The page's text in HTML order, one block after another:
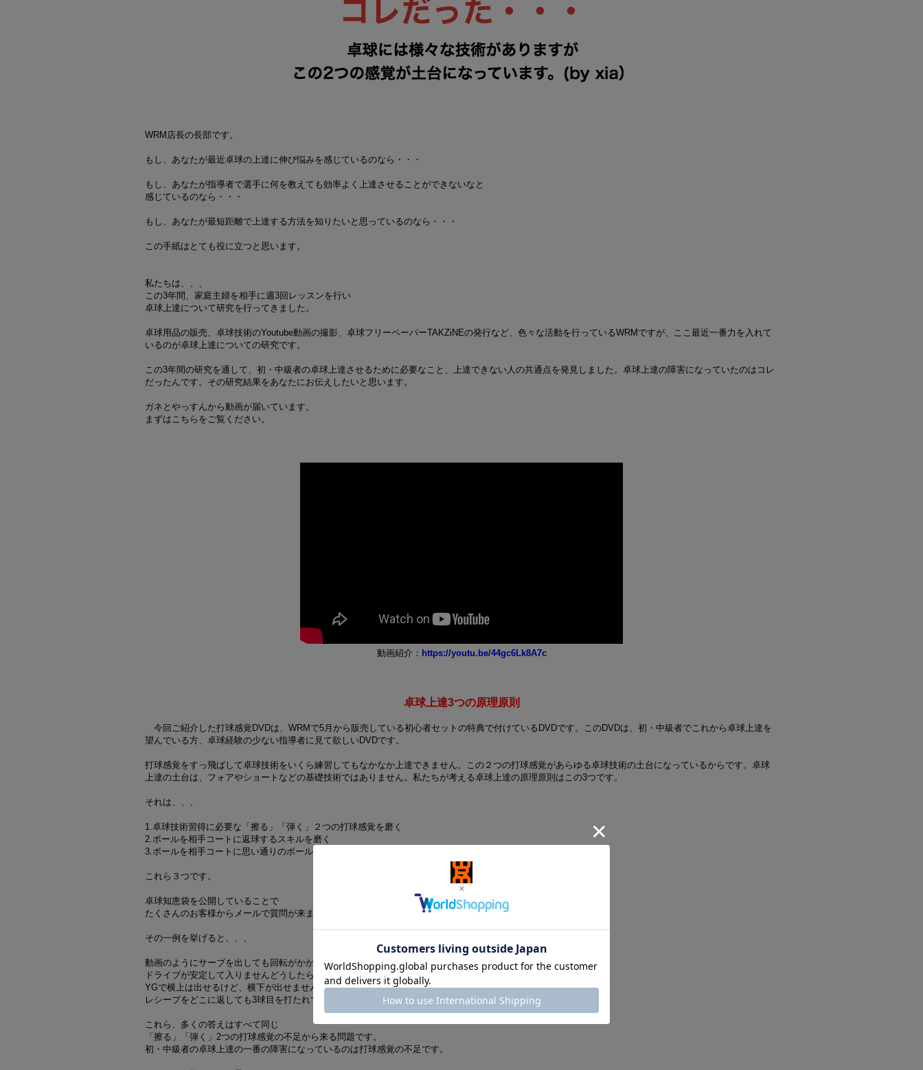
WRM店長の長部です。
もし、あなたが最近卓球の上達に伸び悩みを感じているのなら・・・
もし、あなたが指導者で選手に何を教えても効率よく上達させることができないなと
感じているのなら・・・
もし、あなたが最短距離で上達する方法を知りたいと思っているのなら・・・
この手紙はとても役に立つと思います。
私たちは、、、
この3年間、家庭主婦を相手に週3回レッスンを行い
卓球上達について研究を行ってきました。
卓球用品の販売、卓球技術のYoutube動画の撮影、卓球フリーペーパーTAKZiNEの発行など、色々な活動を行っているWRMですが、ここ最近一番力を入れて
いるのが卓球上達についての研究です。
この3年間の研究を通して、初・中級者の卓球上達させるために必要なこと、上達できない人の共通点を発見しました。卓球上達の障害になっていたのはコレ
だったんです。その研究結果をあなたにお伝えしたいと思います。
ガネとやっすんから動画が届いています。
まずはこちらをご覧ください。
動画紹介： https://youtu.be/44gc6Lk8A7c
卓球上達3つの原理原則
今回ご紹介した打球感覚DVDは、WRMで5月から販売している初心者セットの特典で付けているDVDです。このDVDは、初・中級者でこれから卓球上達を
望んでいる方、卓球経験の少ない指導者に見て欲しいDVDです。
打球感覚をすっ飛ばして卓球技術をいくら練習してもなかなか上達できません。この２つの打球感覚があらゆる卓球技術の土台になっているからです。卓球
上達の土台は、フォアやショートなどの基礎技術ではありません。私たちが考える卓球上達の原理原則はこの3つです。
それは、、、
1.卓球技術習得に必要な「擦る」「弾く」２つの打球感覚を磨く
2.ボールを相手コートに返球するスキルを磨く
3.ボールを相手コートに思い通りのボールで返球するスキルを磨く
これら３つです。
卓球知恵袋を公開していることで
たくさんのお客様からメールで質問が来ます。
その一例を挙げると、、、
動画のようにサーブを出しても回転がかかりませんどうしたらいいですか？
ドライブが安定して入りませんどうしたらいいですか？
YGで横上は出せるけど、横下が出せませんどうしたらいいですか？
レシーブをどこに返しても3球目を打たれてしまいます。どうしたらいいですか？
これら、多くの答えはすべて同じ
「擦る」「弾く」2つの打球感覚の不足から来る問題です。
初・中級者の卓球上達の一番の障害になっているのは打球感覚の不足です。